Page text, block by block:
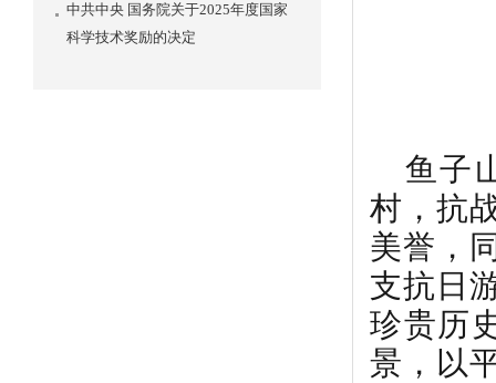
中共中央 国务院关于2025年度国家
科学技术奖励的决定
鱼子
村，抗
美誉，
支抗日
珍贵历
景，以